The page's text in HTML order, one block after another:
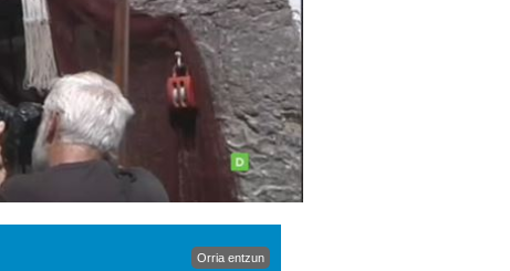
Orria entzun